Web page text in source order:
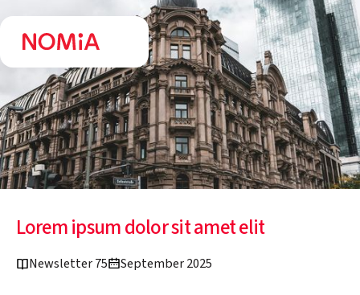
Lorem ipsum dolor sit amet elit
Newsletter 75 September 2025